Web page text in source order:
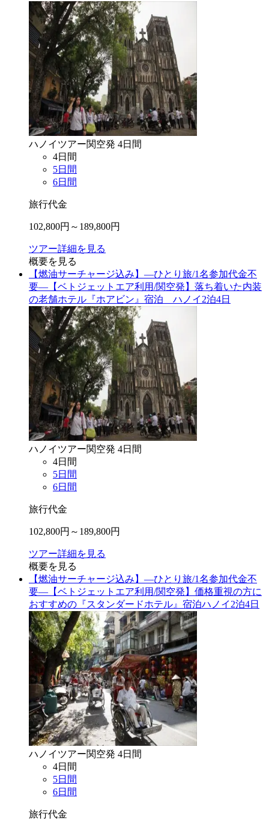
ハノイ ツアー関空発 4日間
4日間
5日間
6日間
旅行代金
102,800円～ 189,800円
ツアー詳細を見る
概要を見る
【燃油サーチャージ込み】―ひとり旅/1名参加代金不
要―【ベトジェットエア利用/関空発】落ち着いた内装
の老舗ホテル『ホアビン』宿泊 ハノイ2泊4日
ハノイ ツアー関空発 4日間
4日間
5日間
6日間
旅行代金
102,800円～ 189,800円
ツアー詳細を見る
概要を見る
【燃油サーチャージ込み】―ひとり旅/1名参加代金不
要―【ベトジェットエア利用/関空発】価格重視の方に
おすすめの『スタンダードホテル』宿泊ハノイ2泊4日
ハノイ ツアー関空発 4日間
4日間
5日間
6日間
旅行代金